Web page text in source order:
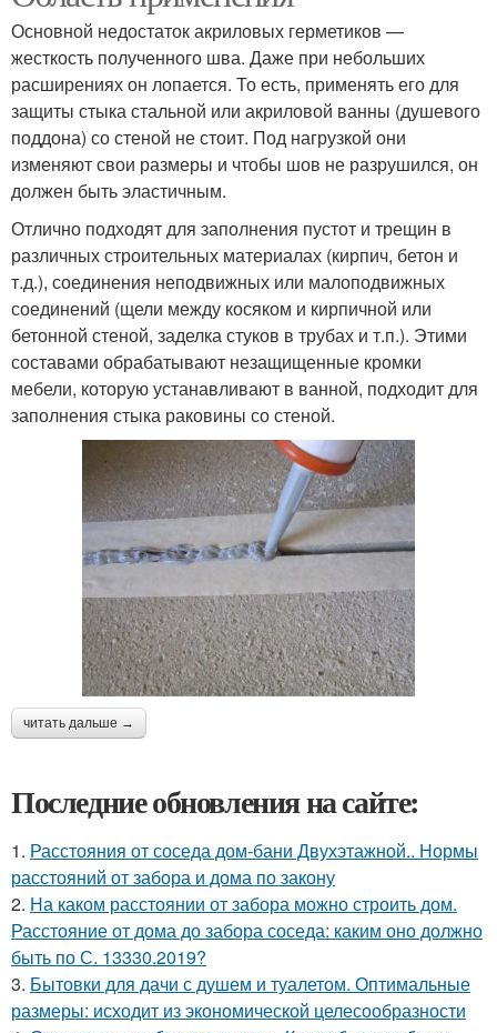
Основной недостаток акриловых герметиков —
жесткость полученного шва. Даже при небольших
расширениях он лопается. То есть, применять его для
защиты стыка стальной или акриловой ванны (душевого
поддона) со стеной не стоит. Под нагрузкой они
изменяют свои размеры и чтобы шов не разрушился, он
должен быть эластичным.
Отлично подходят для заполнения пустот и трещин в
различных строительных материалах (кирпич, бетон и
т.д.), соединения неподвижных или малоподвижных
соединений (щели между косяком и кирпичной или
бетонной стеной, заделка стуков в трубах и т.п.). Этими
составами обрабатывают незащищенные кромки
мебели, которую устанавливают в ванной, подходит для
заполнения стыка раковины со стеной.
читать дальше →
Последние обновления на сайте:
1. Расстояния от соседа дом-бани Двухэтажной.. Нормы
расстояний от забора и дома по закону
2. На каком расстоянии от забора можно строить дом.
Расстояние от дома до забора соседа: каким оно должно
быть по С. 13330.2019?
3. Бытовки для дачи с душем и туалетом. Оптимальные
размеры: исходит из экономической целесообразности